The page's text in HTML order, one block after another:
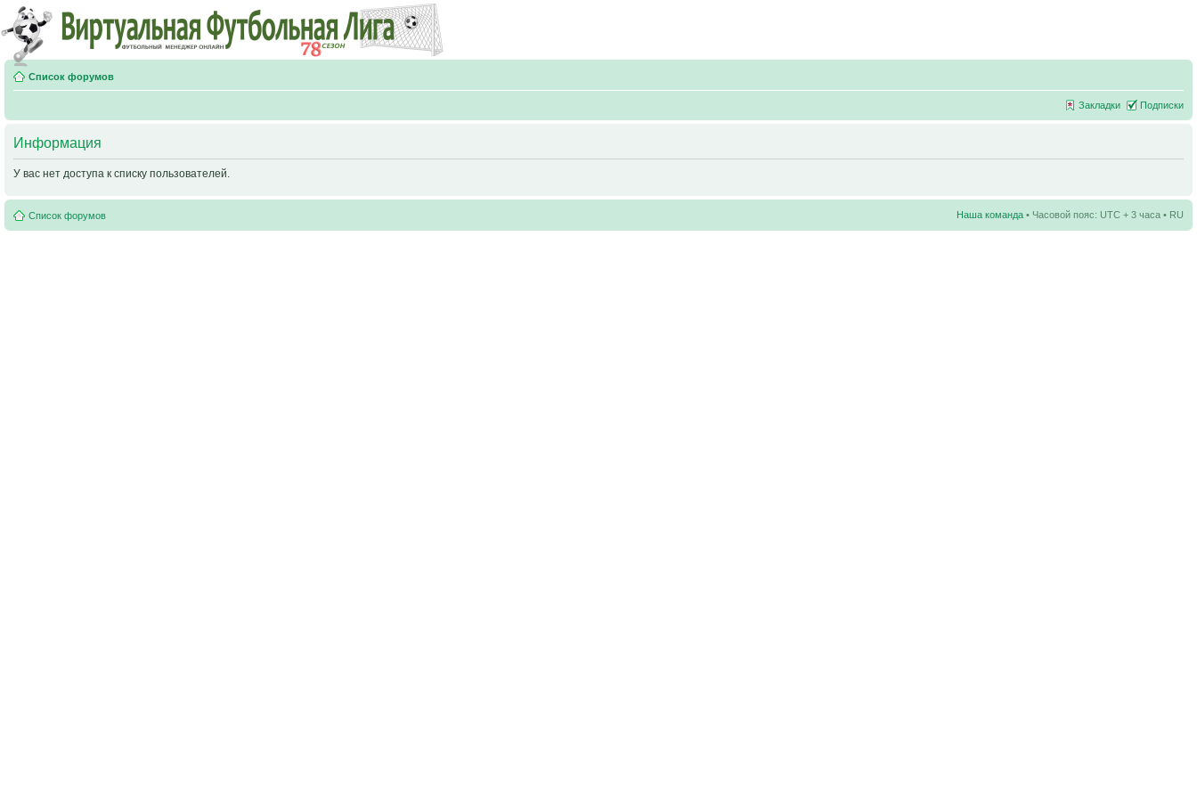
Список форумов
Закладки Подписки
Информация
У вас нет доступа к списку пользователей.
Список форумов Наша команда • Часовой пояс: UTC + 3 часа • RU